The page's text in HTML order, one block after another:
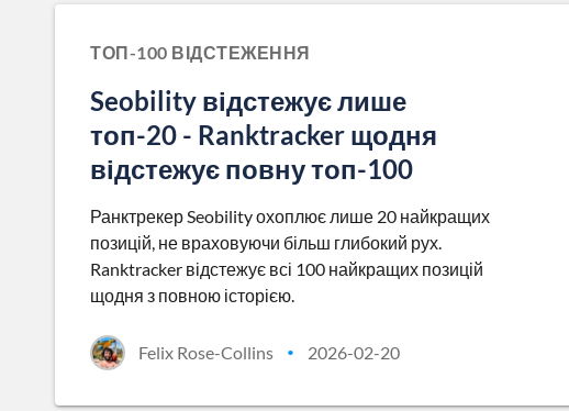
ТОП-100 ВІДСТЕЖЕННЯ
Seobility відстежує лише
топ-20 - Ranktracker щодня
відстежує повну топ-100
Ранктрекер Seobility охоплює лише 20 найкращих
позицій, не враховуючи більш глибокий рух.
Ranktracker відстежує всі 100 найкращих позицій
щодня з повною історією.
Felix Rose-Collins • 2026-02-20